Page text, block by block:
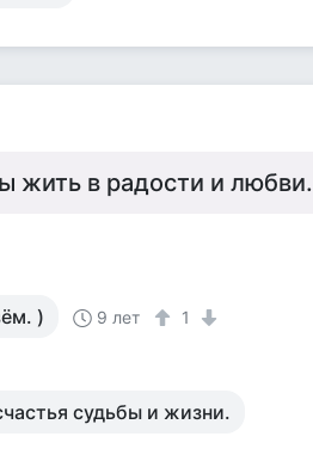
жить в радости и любви.
) 9 лет 1
судьбы и жизни.